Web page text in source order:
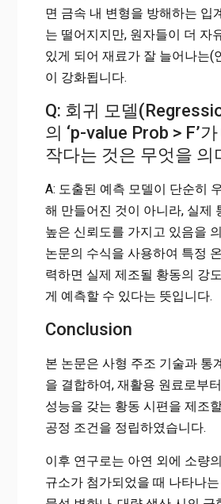
면 금속 내 변형을 방해하는 입
는 떨어지지만, 원자들이 더 자
있게 되어 재료가 잘 늘어나는(
이 강화됩니다.
Q: 회귀 모델
의 ‘p-value Prob > F’
작다는 것은 무엇을 의
A: 도출된 예측 모델이 단순히
해 만들어진 것이 아니라, 실제
높은 신뢰도를 가지고 있음을
논문의 수식을 사용하여 특정
력하면 실제 제조될 황동의 강
게 예측할 수 있다는 뜻입니다.
Conclusion
본 논문은 사형 주조 기술과 통
을 결합하여, 재활용 원료로부
성능을 갖는 황동 시편을 제조
공정 조건을 정립하였습니다.
이후 연구로는 아연 외에 소량
규소가 첨가되었을 때 나타나